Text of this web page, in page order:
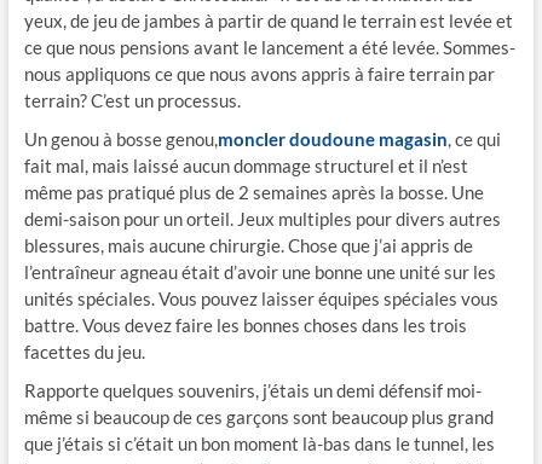
yeux, de jeu de jambes à partir de quand le terrain est levée et
ce que nous pensions avant le lancement a été levée. Sommes-
nous appliquons ce que nous avons appris à faire terrain par
terrain? C’est un processus.
Un genou à bosse genou,moncler doudoune magasin, ce qui
fait mal, mais laissé aucun dommage structurel et il n’est
même pas pratiqué plus de 2 semaines après la bosse. Une
demi-saison pour un orteil. Jeux multiples pour divers autres
blessures, mais aucune chirurgie. Chose que j’ai appris de
l’entraîneur agneau était d’avoir une bonne une unité sur les
unités spéciales. Vous pouvez laisser équipes spéciales vous
battre. Vous devez faire les bonnes choses dans les trois
facettes du jeu.
Rapporte quelques souvenirs, j’étais un demi défensif moi-
même si beaucoup de ces garçons sont beaucoup plus grand
que j’étais si c’était un bon moment là-bas dans le tunnel, les